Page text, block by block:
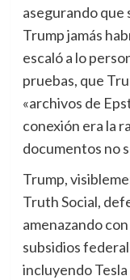
asegurando que
Trump jamás
escaló a lo
pruebas, que
«archivos de
conexión era la
documentos no
Trump,
Truth Social,
amenazando
subsidios
incluyendo